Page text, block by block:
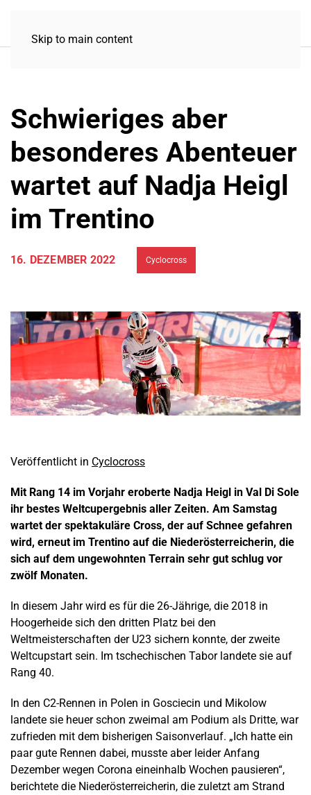
Skip to main content
Schwieriges aber
besonderes Abenteuer
wartet auf Nadja Heigl
im Trentino
16. DEZEMBER 2022 Cyclocross
Veröffentlicht in Cyclocross
Mit Rang 14 im Vorjahr eroberte Nadja Heigl in Val Di Sole
ihr bestes Weltcupergebnis aller Zeiten. Am Samstag
wartet der spektakuläre Cross, der auf Schnee gefahren
wird, erneut im Trentino auf die Niederösterreicherin, die
sich auf dem ungewohnten Terrain sehr gut schlug vor
zwölf Monaten.
In diesem Jahr wird es für die 26-Jährige, die 2018 in
Hoogerheide sich den dritten Platz bei den
Weltmeisterschaften der U23 sichern konnte, der zweite
Weltcupstart sein. Im tschechischen Tabor landete sie auf
Rang 40.
In den C2-Rennen in Polen in Gosciecin und Mikolow
landete sie heuer schon zweimal am Podium als Dritte, war
zufrieden mit dem bisherigen Saisonverlauf. „Ich hatte ein
paar gute Rennen dabei, musste aber leider Anfang
Dezember wegen Corona eineinhalb Wochen pausieren“,
berichtete die Niederösterreicherin, die zuletzt am Strand